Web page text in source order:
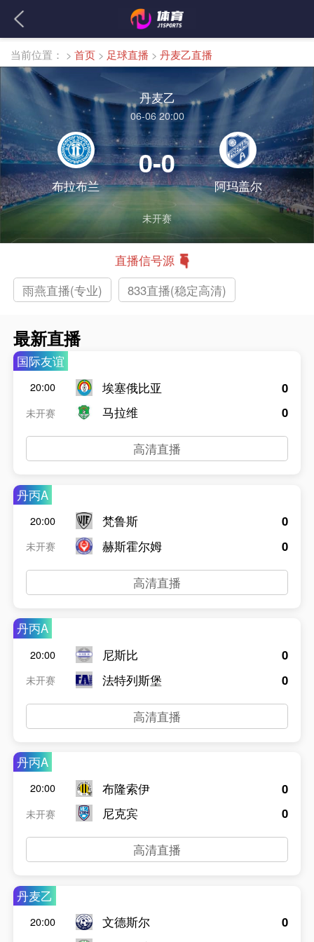
当前位置： > 首页 > 足球直播 > 丹麦乙直播
丹麦乙
06-06 20:00
布拉布兰
0-0
阿玛盖尔
未开赛
直播信号源
雨燕直播(专业)
833直播(稳定高清)
最新直播
国际友谊
20:00
未开赛
埃塞俄比亚
马拉维
0
0
高清直播
丹丙A
20:00
未开赛
梵鲁斯
赫斯霍尔姆
0
0
高清直播
丹丙A
20:00
未开赛
尼斯比
法特列斯堡
0
0
高清直播
丹丙A
20:00
未开赛
布隆索伊
尼克宾
0
0
高清直播
丹麦乙
20:00
文德斯尔
0